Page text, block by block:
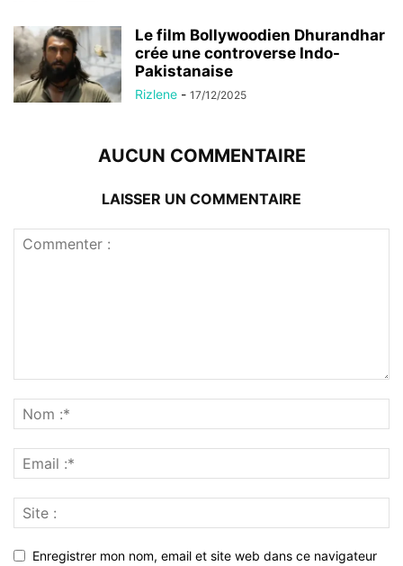
Le film Bollywoodien Dhurandhar
crée une controverse Indo-
Pakistanaise
Rizlene - 17/12/2025
AUCUN COMMENTAIRE
LAISSER UN COMMENTAIRE
Enregistrer mon nom, email et site web dans ce navigateur